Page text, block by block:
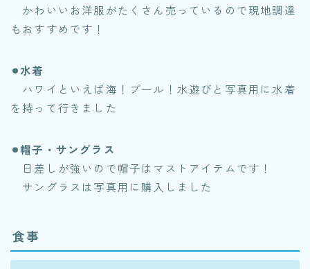
かわいいお洋服がたくさん売っているので現地調達
もおすすめです！
⚫︎水着
ハワイといえば海！プール！水遊びと写真用に水着
を持って行きました
⚫︎帽子・サングラス
日差しが強いので帽子はマストアイテムです！
サングラスは写真用に購入しました
食事